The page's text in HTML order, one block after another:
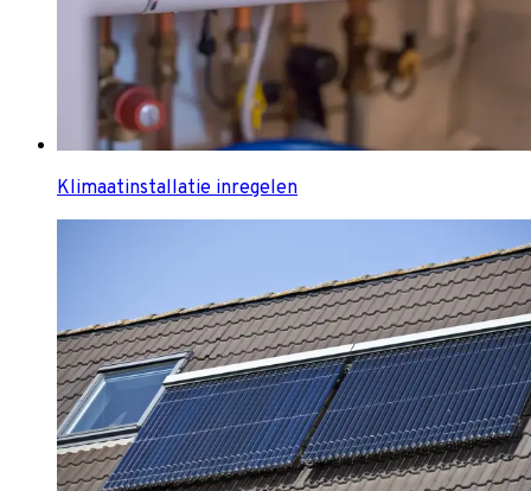
Klimaatinstallatie inregelen